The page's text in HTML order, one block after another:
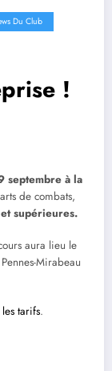
Du Club
!
septembre à la
de combats,
supérieures.
aura lieu le
Mirabeau
tarifs.